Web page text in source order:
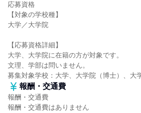
応募資格
【対象の学校種】
大学／大学院
【応募資格詳細】
大学、大学院に在籍の方が対象です。
文理、学部は問いません。
募集対象学校：大学、大学院（博士）、大
報酬・交通費
報酬・交通費
報酬・交通費はありません